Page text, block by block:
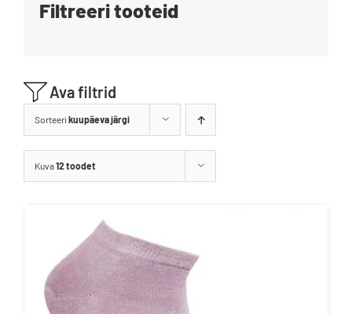
BrändidAva filtrid
Sorteeri kuupäeva järgi
Kuva12 toodet
Filtreeri tooteid